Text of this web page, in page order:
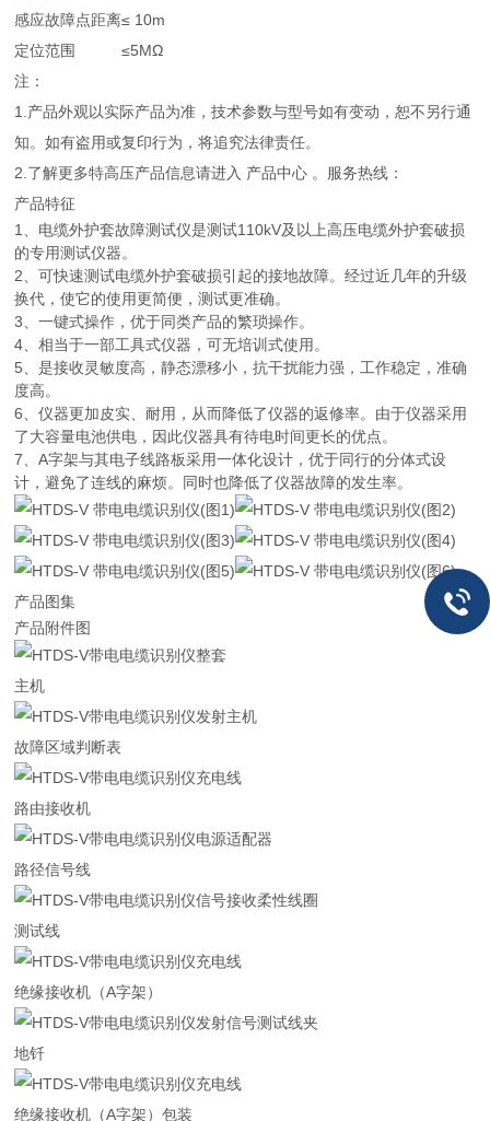
感应故障点距离≤ 10m
定位范围
≤5MΩ
注：
1.产品外观以实际产品为准，技术参数与型号如有变动，恕不另行通
知。如有盗用或复印行为，将追究法律责任。
2.了解更多特高压产品信息请进入 产品中心 。服务热线：
产品特征
1、电缆外护套故障测试仪是测试110kV及以上高压电缆外护套破损
的专用测试仪器。
2、可快速测试电缆外护套破损引起的接地故障。经过近几年的升级
换代，使它的使用更简便，测试更准确。
3、一键式操作，优于同类产品的繁琐操作。
4、相当于一部工具式仪器，可无培训式使用。
5、是接收灵敏度高，静态漂移小，抗干扰能力强，工作稳定，准确
度高。
6、仪器更加皮实、耐用，从而降低了仪器的返修率。由于仪器采用
了大容量电池供电，因此仪器具有待电时间更长的优点。
7、A字架与其电子线路板采用一体化设计，优于同行的分体式设
计，避免了连线的麻烦。同时也降低了仪器故障的发生率。
产品图集
产品附件图
主机
故障区域判断表
路由接收机
路径信号线
测试线
绝缘接收机（A字架）
地钎
绝缘接收机（A字架）包装